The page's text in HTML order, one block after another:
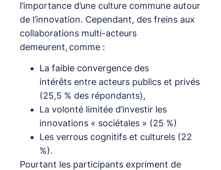
l’importance d’une culture commune autour
de l’innovation. Cependant, des freins aux
collaborations multi-acteurs
demeurent, comme :
La faible convergence des
intérêts entre acteurs publics et privés
(25,5 % des répondants),
La volonté limitée d’investir les
innovations « sociétales » (25 %)
Les verrous cognitifs et culturels (22
%).
Pourtant les participants expriment de